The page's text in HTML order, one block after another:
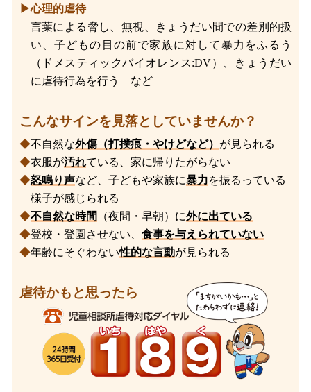
▶心理的虐待
言葉による脅し、無視、きょうだい間での差別的扱
い、子どもの目の前で家族に対して暴力をふるう
（ドメスティックバイオレンス:DV）、きょうだい
に虐待行為を行う など
こんなサインを見落としていませんか？
◆不自然な外傷（打撲痕・やけどなど） が見られる
◆衣服が汚れている、家に帰りたがらない
◆怒鳴り声など、子どもや家族に暴力を振るっている
様子が感じられる
◆不自然な時間 （夜間・早朝）に外に出ている
◆登校・登園させない、 食事を与えられていない
◆年齢にそぐわない性的な言動が見られる
虐待かもと思ったら